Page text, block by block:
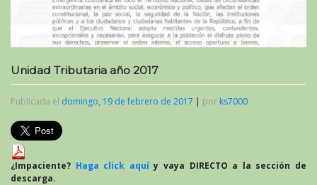
Unidad Tributaria año 2017
Publicada el domingo, 19 de febrero de 2017 | por ks7000
¿Impaciente? Haga click aquíy vaya DIRECTO a la sección de
descarga.